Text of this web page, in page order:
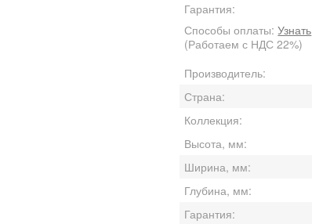
Гарантия:
Способы оплаты: Узнать
(Работаем с НДС 22%)
Производитель:
Страна:
Коллекция:
Высота, мм:
Ширина, мм:
Глубина, мм:
Гарантия: